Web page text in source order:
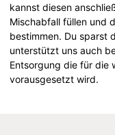
kannst diesen
Mischabfall füllen und
bestimmen. Du sparst
unterstützt uns auch
Entsorgung die für die
vorausgesetzt wird.